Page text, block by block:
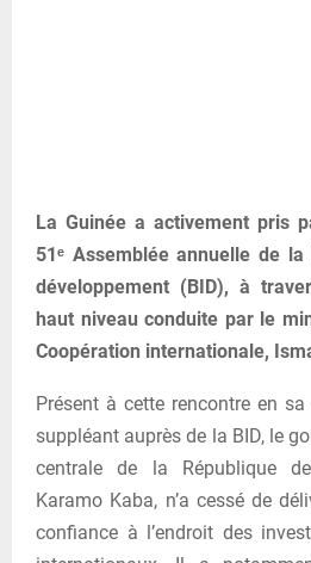
La Guinée a activement pris
51ᵉ Assemblée annuelle de
développement (BID), à
haut niveau conduite par le
Coopération internationale,
Présent à cette rencontre en
suppléant auprès de la BID, le
centrale de la République
Karamo Kaba, n’a cessé de
confiance à l’endroit des